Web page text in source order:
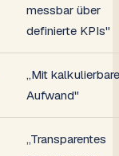
messbar über
definierte KPIs"
„Mit
Aufwand"
„Transparentes